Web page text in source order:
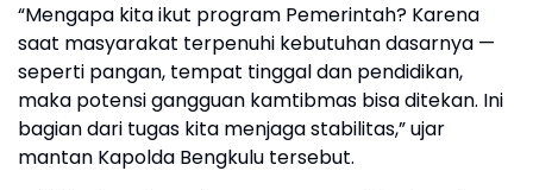
“Mengapa kita ikut program Pemerintah? Karena
saat masyarakat terpenuhi kebutuhan dasarnya —
seperti pangan, tempat tinggal dan pendidikan,
maka potensi gangguan kamtibmas bisa ditekan. Ini
bagian dari tugas kita menjaga stabilitas,” ujar
mantan Kapolda Bengkulu tersebut.